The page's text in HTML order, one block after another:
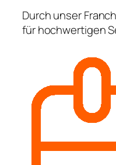
Durch unser
für hochwertigen